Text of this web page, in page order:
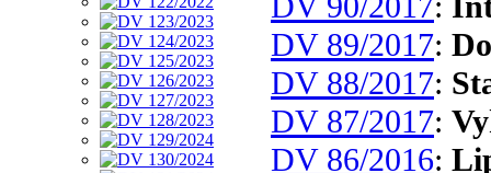
DV 89/2017:
DV 88/2017:
DV 87/2017:
DV 86/2016: